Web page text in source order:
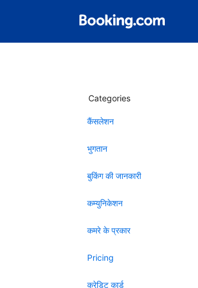
Categories
कैंसलेशन
भुगतान
बुकिंग की जानकारी
कम्युनिकेशन
कमरे के प्रकार
Pricing
क्रेडिट कार्ड